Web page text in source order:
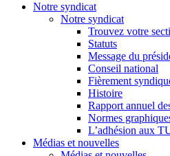
Notre syndicat
Notre syndicat
Trouvez votre
Statuts
Message du
Conseil national
Fièrement
Histoire
Rapport annuel
Normes
L’adhésion aux
Médias et nouvelles